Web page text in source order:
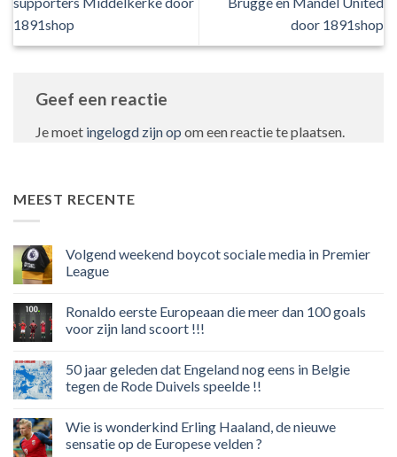
1891shop
door 1891shop
Geef een reactie
Je moet ingelogd zijn op om een reactie te plaatsen.
MEEST RECENTE
Volgend weekend boycot sociale media in Premier
League
op
weekend
media
in
Premier
Ronaldo eerste Europeaan die meer dan 100 goals
voor zijn land scoort !!!
op
Ronaldo
eerste
meer
100
50 jaar geleden dat Engeland nog eens in Belgie
tegen de Rode Duivels speelde !!
op
jaar
Wie is wonderkind Erling Haaland, de nieuwe
sensatie op de Europese velden ?